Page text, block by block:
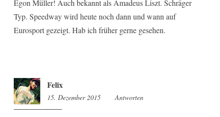
Egon Müller! Auch bekannt als Amadeus Liszt. Schräger
Typ. Speedway wird heute noch dann und wann auf
Eurosport gezeigt. Hab ich früher gerne gesehen.
Felix
15. Dezember 2015 8:19
Antworten